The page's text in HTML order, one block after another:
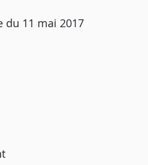
du 11 mai 2017